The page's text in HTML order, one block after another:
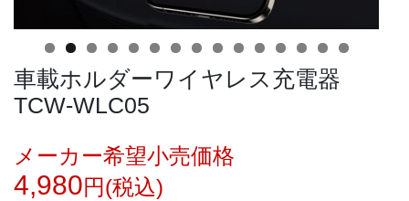
1 2 3 4
車載ホルダーワイヤレス充電器
TCW-WLC05
メーカー希望小売価格
4,980円(税込)